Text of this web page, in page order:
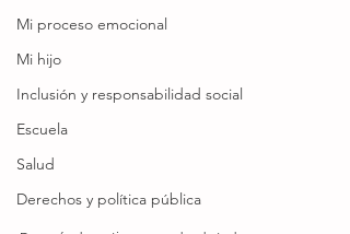
Mi proceso emocional
Mi hijo
Inclusión y responsabilidad social
Escuela
Salud
Derechos y política pública